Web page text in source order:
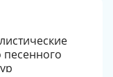
песенного